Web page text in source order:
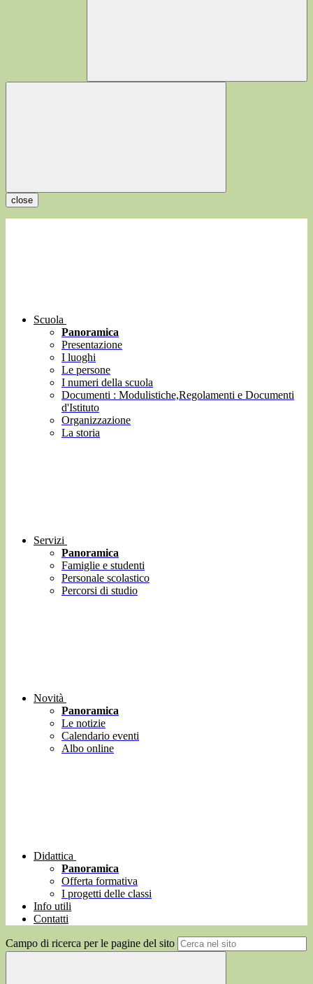
close
Scuola
Panoramica
Presentazione
I luoghi
Le persone
I numeri della scuola
Documenti : Modulistiche,Regolamenti e Documenti
d'Istituto
Organizzazione
La storia
Servizi
Panoramica
Famiglie e studenti
Personale scolastico
Percorsi di studio
Novità
Panoramica
Le notizie
Calendario eventi
Albo online
Didattica
Panoramica
Offerta formativa
I progetti delle classi
Info utili
Contatti
Campo di ricerca per le pagine del sito